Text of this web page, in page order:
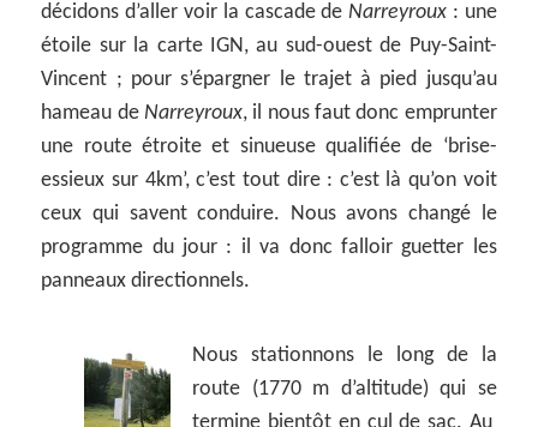
décidons d’aller voir la cascade deNarreyroux : une
étoile sur la carte IGN, au sud-ouest de Puy-Saint-
Vincent ; pour s’épargner le trajet à pied jusqu’au
hameau deNarreyroux, il nous faut donc emprunter
une route étroite et sinueuse qualifiée de ‘brise-
essieux sur 4km’, c’est tout dire : c’est là qu’on voit
ceux qui savent conduire. Nous avons changé le
programme du jour : il va donc falloir guetter les
panneaux directionnels.
Nous stationnons le long de la
route (1770 m d’altitude) qui se